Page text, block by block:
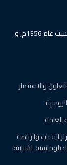
هي أول جريدة مسائية في جمهورية مصر العربية تأسست عام 1956م, و
والاستثمار
العامة
الشباب والرياضة
الشبابية